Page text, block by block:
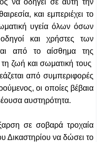
και εμπεριέχει το
υγεία όλων όσων
και χρήστες των
από το αίσθημα της
τη ζωή και σωματική τους
από συμπεριφορές
οι οποίες βέβαια
αυστηρότητα.
σε σοβαρά τροχαία
Δικαστηρίου να δώσει το